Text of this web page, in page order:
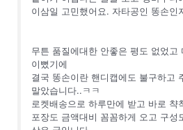
이삼일 고민했어요. 자타공인 똥손인
무튼 품질에대한 안좋은 평도 없었고
이뻤기에
결국 똥손이란 핸디캡에도 불구하고
말았습니다..ㅋㅋ
로켓배송으로 하루만에 받고 바로 챡
포장도 금액대비 꼼꼼하게 오고 구성